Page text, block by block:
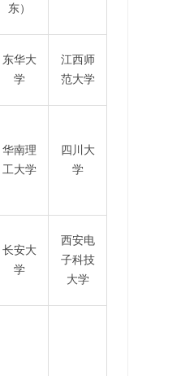
东）
东华大
学
江西师
范大学
华南理
工大学
四川大
学
长安大
学
西安电
子科技
大学